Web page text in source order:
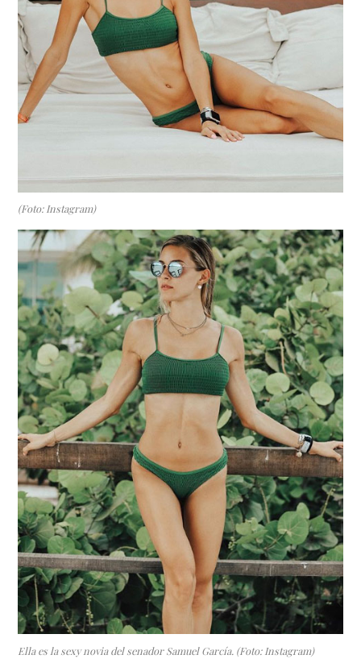
(Foto: Instagram)
Ella es la sexy novia del senador Samuel García. (Foto: Instagram)